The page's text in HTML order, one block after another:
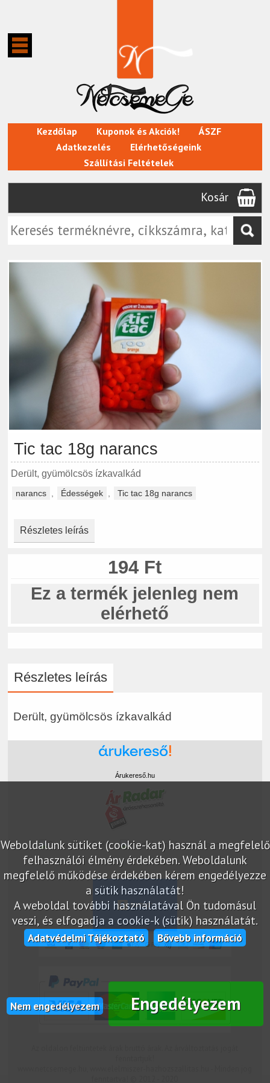
Kezdőlap Kuponok és Akciók!
ÁSZF
Adatkezelés
Elérhetőségeink
Szállítási Feltételek
Kosár
Tic tac 18g narancs
Derült, gyümölcsös ízkavalkád
narancs Édességek Tic tac 18g narancs
Részletes leírás
194 Ft
Ez a termék jelenleg nem
elérhető
Részletes leírás
Derült, gyümölcsös ízkavalkád
Weboldalunk sütiket (cookie-kat) használ a megfelelő
felhasználói élmény érdekében. Weboldalunk
megfelelő működése érdekében kérem engedélyezze
a sütik használatát!
A weboldal további használatával Ön tudomásul
veszi, és elfogadja a cookie-k (sütik) használatát.
Adatvédelmi Tájékoztató Bővebb információ
Nem engedélyezem Engedélyezem
Árukereső.hu
marketplace partner